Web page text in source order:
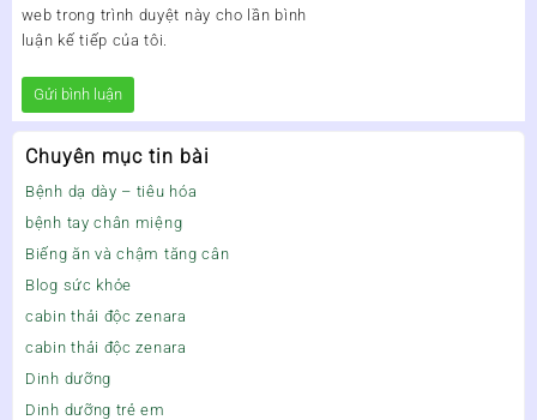
Chuyên mục tin bài
Bệnh dạ dày – tiêu hóa
bệnh tay chân miệng
Biếng ăn và chậm tăng cân
Blog sức khỏe
cabin thải độc zenara
cabin thải độc zenara
Dinh dưỡng
Dinh dưỡng trẻ em
web trong trình duyệt này cho lần bình
luận kế tiếp của tôi.